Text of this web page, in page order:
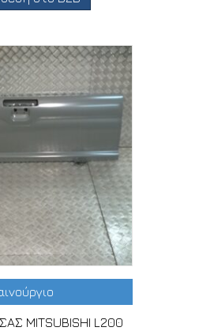
MITSUBISHI L200